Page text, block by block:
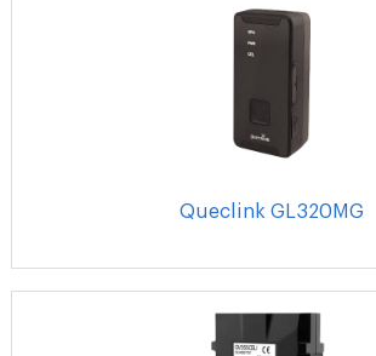
Queclink GL320MG